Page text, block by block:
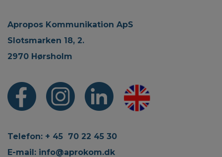
Apropos Kommunikation ApS
Slotsmarken 18, 2.
2970 Hørsholm
Telefon: + 45 70 22 45 30
E-mail: info@aprokom.dk